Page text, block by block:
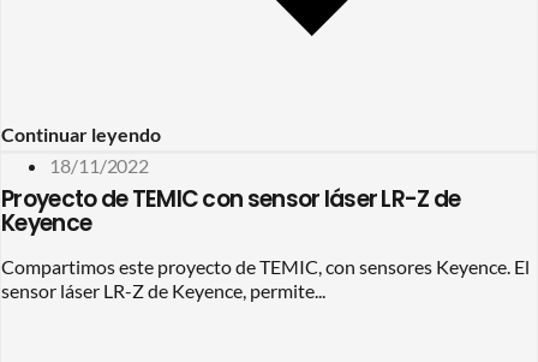
Continuar leyendo
18/11/2022
Proyecto de TEMIC con sensor láser LR-Z de
Keyence
Compartimos este proyecto de TEMIC, con sensores Keyence. El
sensor láser LR-Z de Keyence, permite...